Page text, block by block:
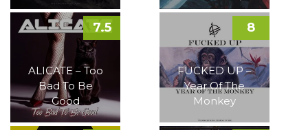
ALICATE – Too
Bad To Be
Good
7.5
FUCKED UP –
Year Of The
Monkey
8